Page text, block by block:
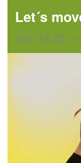
Let´s
vom 12.03.